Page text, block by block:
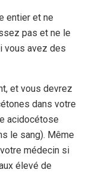
entier et ne
pas et ne le
vous avez des
et vous devrez
dans votre
acidocétose
le sang). Même
médecin si
élevé de